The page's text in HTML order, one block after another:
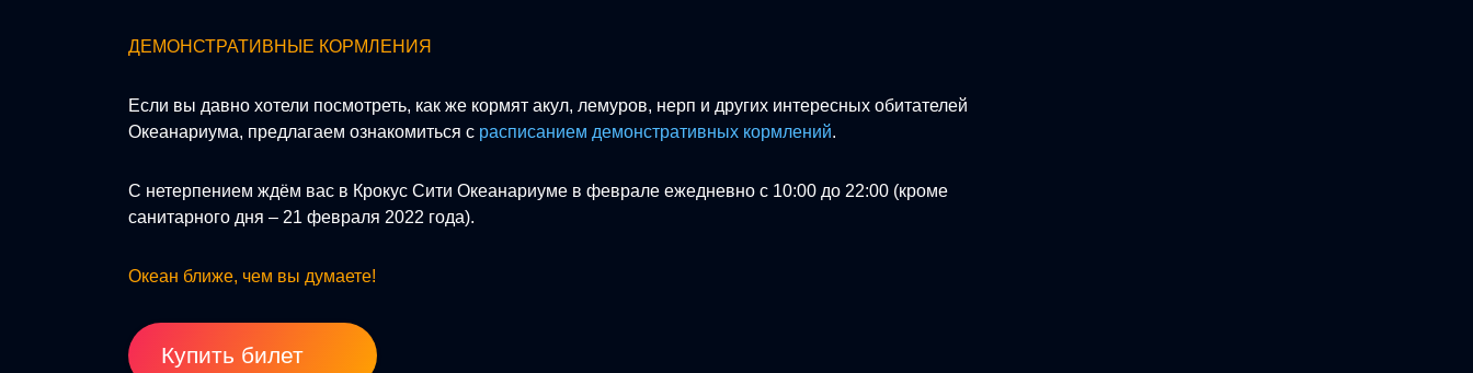
ДЕМОНСТРАТИВНЫЕ КОРМЛЕНИЯ
Если вы давно хотели посмотреть, как же кормят акул, лемуров, нерп и других интересных обитателей
Океанариума, предлагаем ознакомиться с расписанием демонстративных кормлений.
С нетерпением ждём вас в Крокус Сити Океанариуме в феврале ежедневно с 10:00 до 22:00 (кроме
санитарного дня – 21 февраля 2022 года).
Океан ближе, чем вы думаете!
Купить билет